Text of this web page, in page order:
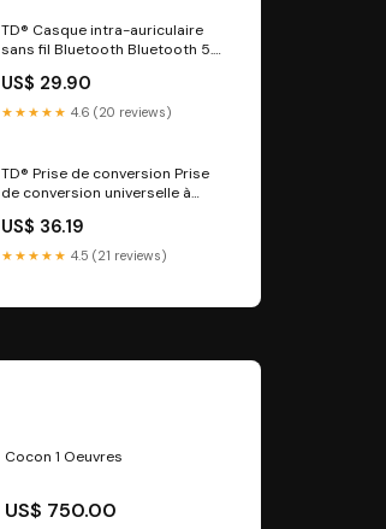
TD® Casque intra-auriculaire
sans fil Bluetooth Bluetooth 5.3
maître-esclave Affichage
numérique intellig
US$ 29.90
★★★★★ 4.6 (20 reviews)
TD® Prise de conversion Prise
de conversion universelle à
Prise de conversion rouge et
Prise de convers
US$ 36.19
★★★★★ 4.5 (21 reviews)
Cocon 1 Oeuvres
US$ 750.00